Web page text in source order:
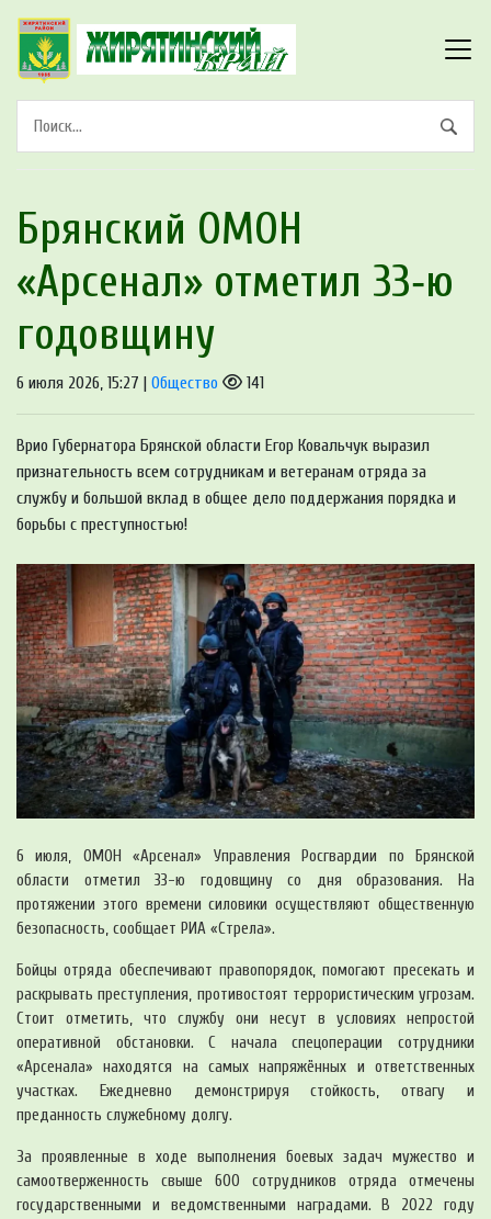
Брянский ОМОН
«Арсенал» отметил 33‑ю
годовщину
6 июля 2026, 15:27 | Общество 141
Врио Губернатора Брянской области Егор Ковальчук выразил
признательность всем сотрудникам и ветеранам отряда за
службу и большой вклад в общее дело поддержания порядка и
борьбы с преступностью!
6 июля, ОМОН «Арсенал» Управления Росгвардии по Брянской
области отметил 33-ю годовщину со дня образования. На
протяжении этого времени силовики осуществляют общественную
безопасность, сообщает РИА «Стрела».
Бойцы отряда обеспечивают правопорядок, помогают пресекать и
раскрывать преступления, противостоят террористическим угрозам.
Стоит отметить, что службу они несут в условиях непростой
оперативной обстановки. С начала спецоперации сотрудники
«Арсенала» находятся на самых напряжённых и ответственных
участках. Ежедневно демонстрируя стойкость, отвагу и
преданность служебному долгу.
За проявленные в ходе выполнения боевых задач мужество и
самоотверженность свыше 600 сотрудников отряда отмечены
государственными и ведомственными наградами. В 2022 году